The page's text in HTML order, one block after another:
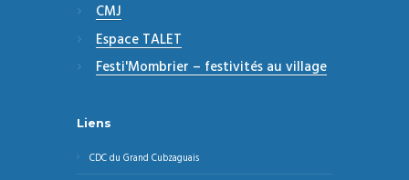
CMJ
Espace TALET
Festi'Mombrier – festivités au village
Liens
CDC du Grand Cubzaguais